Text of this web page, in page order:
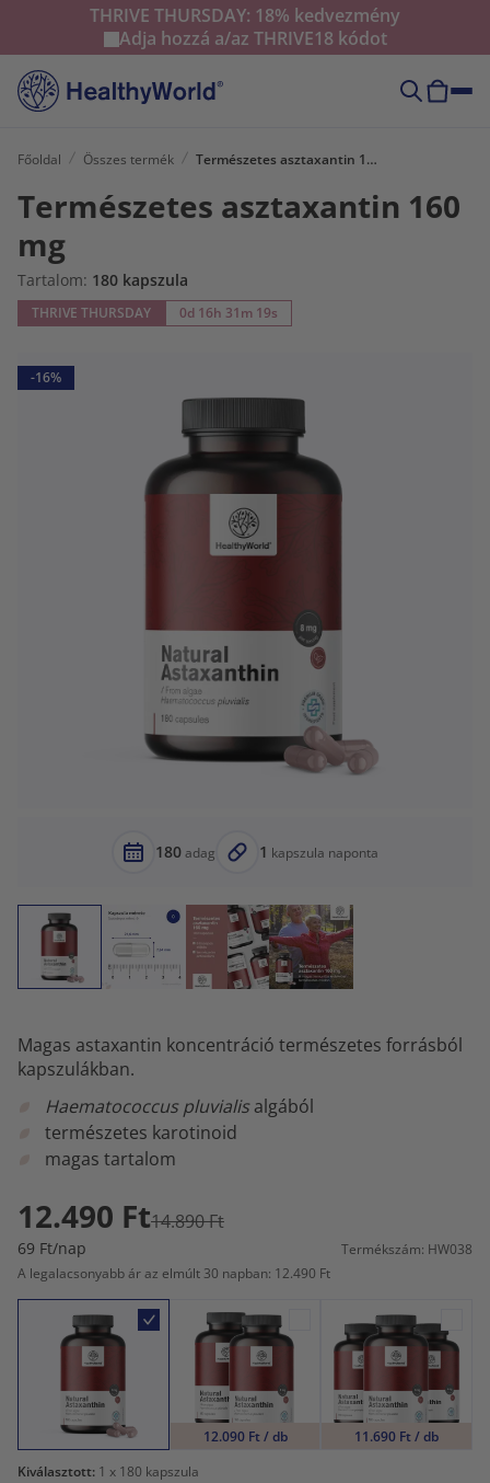
THRIVE THURSDAY: 18% kedvezmény
Adja hozzá a/az THRIVE18 kódot
Főoldal Összes termék Természetes asztaxantin 160 mg
Természetes asztaxantin 160
mg
Tartalom: 180 kapszula
THRIVE THURSDAY 0d 16h 31m 17s
-16%
180adag 1 kapszula naponta
Magas astaxantin koncentráció természetes forrásból
kapszulákban.
Haematococcus pluvialisalgából
természetes karotinoid
magas tartalom
12.490 Ft14.890 Ft
69 Ft/nap
Termékszám: HW038
A legalacsonyabb ár az elmúlt 30 napban: 12.490 Ft
12.090 Ft / db
11.690 Ft / db
Kiválasztott: 1 x 180 kapszula